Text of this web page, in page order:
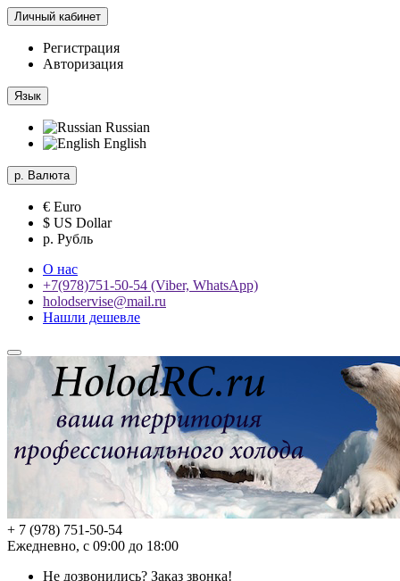
Личный кабинет
Регистрация
Авторизация
Язык
Russian
English
р. Валюта
€ Euro
$ US Dollar
р. Рубль
О нас
+7(978)751-50-54 (Viber, WhatsApp)
holodservise@mail.ru
Нашли дешевле
+ 7 (978) 751-50-54
Ежедневно, с 09:00 до 18:00
Не дозвонились? Заказ звонка!